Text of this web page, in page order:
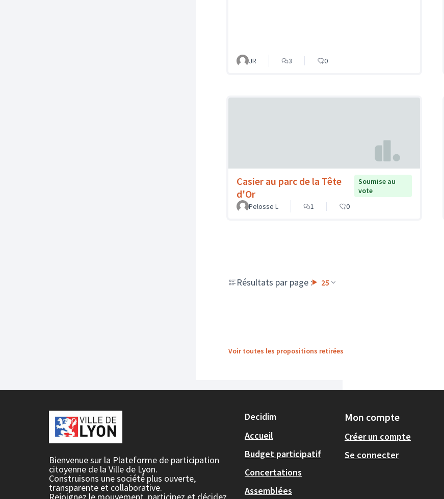
JR 3 0
Casier au parc de la Tête
d'Or
Soumise au
vote
Pelosse L
1 0
Résultats par page : 25
Voir toutes les propositions retirées
Bienvenue sur la Plateforme de participation
citoyenne de la Ville de Lyon.
Construisons une société plus ouverte,
transparente et collaborative.
Decidim
Accueil
Budget participatif
Concertations
Assemblées
Mon compte
Créer un compte
Se connecter